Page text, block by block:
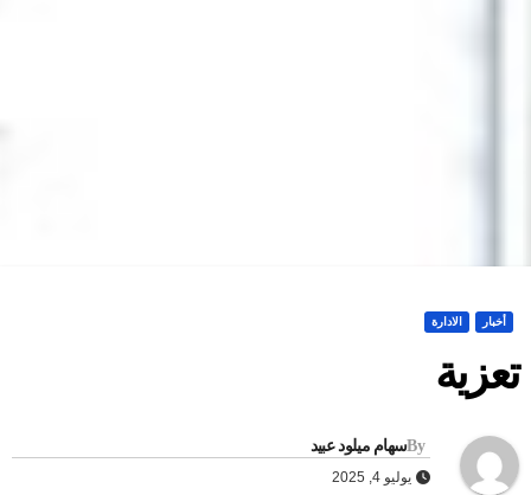
أخبار الادارة
Byسهام ميلود عبيد
يوليو 4, 2025